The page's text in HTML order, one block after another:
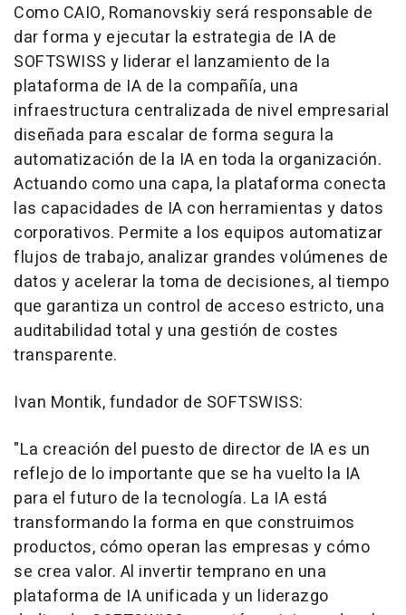
Como CAIO, Romanovskiy será responsable de
dar forma y ejecutar la estrategia de IA de
SOFTSWISS y liderar el lanzamiento de la
plataforma de IA de la compañía, una
infraestructura centralizada de nivel empresarial
diseñada para escalar de forma segura la
automatización de la IA en toda la organización.
Actuando como una capa, la plataforma conecta
las capacidades de IA con herramientas y datos
corporativos. Permite a los equipos automatizar
flujos de trabajo, analizar grandes volúmenes de
datos y acelerar la toma de decisiones, al tiempo
que garantiza un control de acceso estricto, una
auditabilidad total y una gestión de costes
transparente.
Ivan Montik, fundador de SOFTSWISS:
"La creación del puesto de director de IA es un
reflejo de lo importante que se ha vuelto la IA
para el futuro de la tecnología. La IA está
transformando la forma en que construimos
productos, cómo operan las empresas y cómo
se crea valor. Al invertir temprano en una
plataforma de IA unificada y un liderazgo